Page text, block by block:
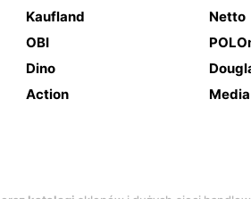
Kaufland
Netto
OBI
Dino
Action